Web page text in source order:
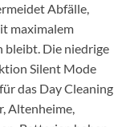
Abfälle,
maximalem
bleibt. Die niedrige
Silent Mode
das Day Cleaning
Altenheime,